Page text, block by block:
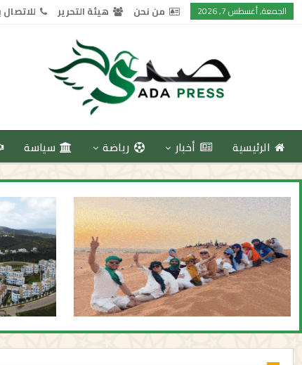
الجمعة, أغسطس 7, 2026 من نحن هيئة التحرير للاتصال
الرئيسية أخبار رياضة سياسة